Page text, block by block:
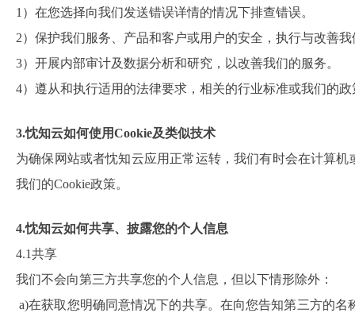
1）在您选择向我们发送错误详情的情况下排查错误。
2）保护我们服务、产品和客户或用户的安全，执行与改善
3）开展内部审计及数据分析和研究，以改善我们的服务。
4）遵从和执行适用的法律要求，相关的行业标准或我们的政
3.忱知云如何使用Cookie及类似技术
为确保网站或者忱知云应用正常运转，我们有时会在计算
我们的Cookie政策。
4.忱知云如何共享、披露您的个人信息
4.1共享
我们不会向第三方共享您的个人信息，但以下情形除外：
a)在获取您明确同意情况下的共享。在向您告知第三方的